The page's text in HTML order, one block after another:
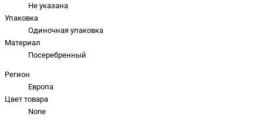
Не указана
Упаковка
Одиночная упаковка
Материал
Посеребренный
Регион
Европа
Цвет товара
None